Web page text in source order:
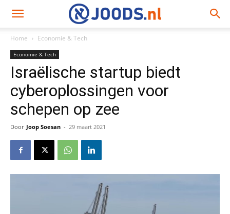
Home Economie & Tech
Economie & Tech
Israëlische startup biedt
cyberoplossingen voor
schepen op zee
Door Joop Soesan - 29 maart 2021